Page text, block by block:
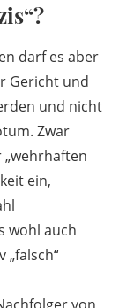
darf es aber
Gericht und
und nicht
Zwar
ein,
wohl auch
„falsch“